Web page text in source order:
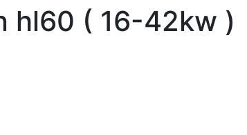
hl60 ( 16-42kw )